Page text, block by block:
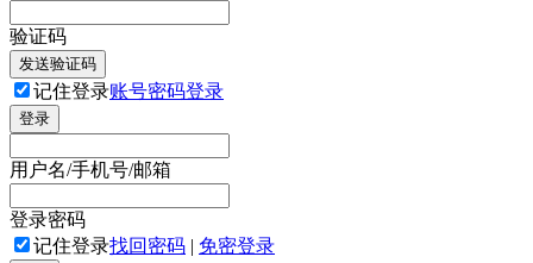
验证码
发送验证码
记住登录账号密码登录
登录
用户名/手机号/邮箱
登录密码
记住登录找回密码 | 免密登录